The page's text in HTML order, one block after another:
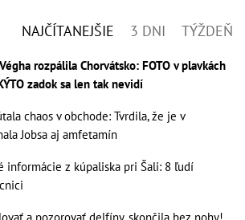
NAJČÍTANEJŠIE 3 DNI TÝŽDEŇ
rozpálila Chorvátsko: FOTO v plavkách
zadok sa len tak nevidí
chaos v obchode: Tvrdila, že je v
Jobsa aj amfetamín
informácie z kúpaliska pri Šali: 8 ľudí